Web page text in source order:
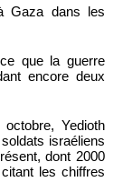
Gaza dans les
que la guerre
encore deux
Yedioth
israéliens
dont 2000
les chiffres